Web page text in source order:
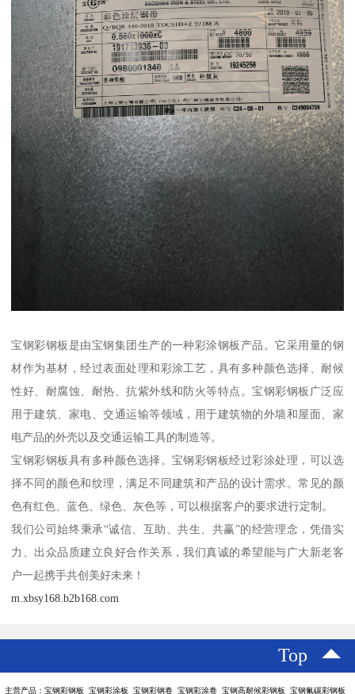
宝钢彩钢板是由宝钢集团生产的一种彩涂钢板产品。它采用量的钢
材作为基材，经过表面处理和彩涂工艺，具有多种颜色选择、耐候
性好、耐腐蚀、耐热、抗紫外线和防火等特点。宝钢彩钢板广泛应
用于建筑、家电、交通运输等领域，用于建筑物的外墙和屋面、家
电产品的外壳以及交通运输工具的制造等。
宝钢彩钢板具有多种颜色选择。宝钢彩钢板经过彩涂处理，可以选
择不同的颜色和纹理，满足不同建筑和产品的设计需求。常见的颜
色有红色、蓝色、绿色、灰色等，可以根据客户的要求进行定制。
我们公司始终秉承“诚信、互助、共生、共赢”的经营理念，凭借实
力、出众品质建立良好合作关系，我们真诚的希望能与广大新老客
户一起携手共创美好未来！
m.xbsy168.b2b168.com
Top
主营产品：宝钢彩钢板 宝钢彩涂板 宝钢彩钢卷 宝钢彩涂卷 宝钢高耐候彩钢板 宝钢氟碳彩钢板